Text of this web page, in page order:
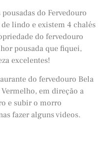
do Fervedouro
lindo e existem 4 chalés
do fervedouro
pousada que fiquei,
excelentes!
do fervedouro Bela
em direção a
e subir o morro
fazer alguns videos.